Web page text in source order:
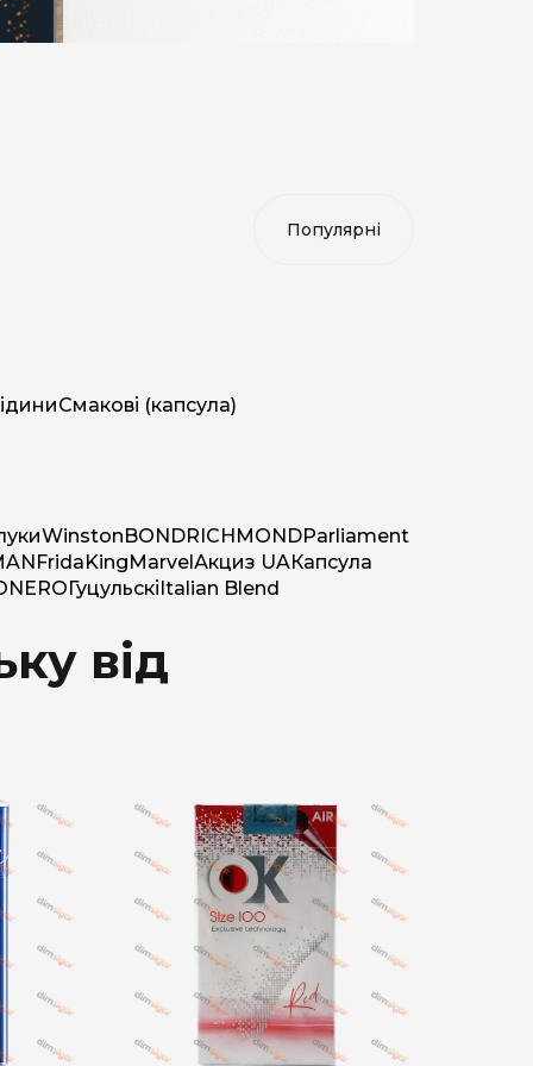
Смакові (капсула)
WinstonBONDRICHMONDParliament
FridaKingMarvelАкциз UAКапсула
NEROГуцульскіItalian Blend
від